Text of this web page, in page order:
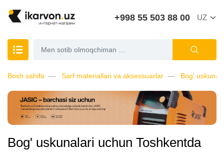
+998 55 503 88 00 UZ
Bosh sahifa Sarf materiallari va aksessuarlar Bog'
Bog' uskunalari uchun Toshkentda